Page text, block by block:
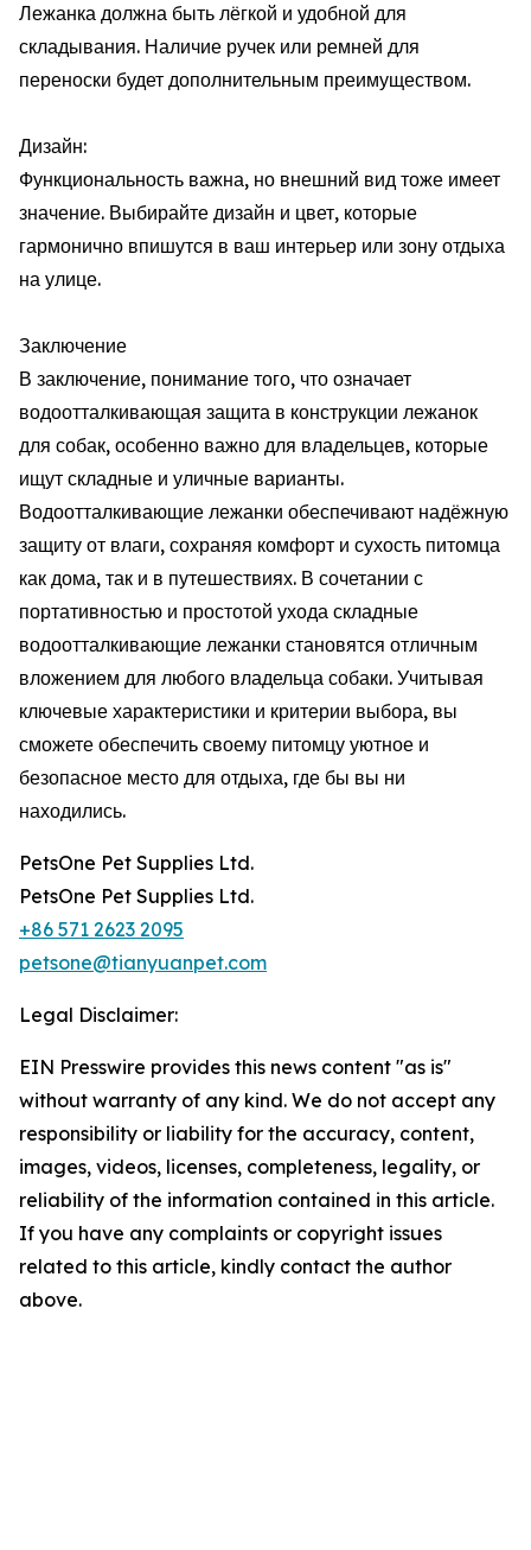
Лежанка должна быть лёгкой и удобной для
складывания. Наличие ручек или ремней для
переноски будет дополнительным преимуществом.
Дизайн:
Функциональность важна, но внешний вид тоже имеет
значение. Выбирайте дизайн и цвет, которые
гармонично впишутся в ваш интерьер или зону отдыха
на улице.
Заключение
В заключение, понимание того, что означает
водоотталкивающая защита в конструкции лежанок
для собак, особенно важно для владельцев, которые
ищут складные и уличные варианты.
Водоотталкивающие лежанки обеспечивают надёжную
защиту от влаги, сохраняя комфорт и сухость питомца
как дома, так и в путешествиях. В сочетании с
портативностью и простотой ухода складные
водоотталкивающие лежанки становятся отличным
вложением для любого владельца собаки. Учитывая
ключевые характеристики и критерии выбора, вы
сможете обеспечить своему питомцу уютное и
безопасное место для отдыха, где бы вы ни
находились.
PetsOne Pet Supplies Ltd.
PetsOne Pet Supplies Ltd.
+86 571 2623 2095
petsone@tianyuanpet.com
Legal Disclaimer:
EIN Presswire provides this news content "as is"
without warranty of any kind. We do not accept any
responsibility or liability for the accuracy, content,
images, videos, licenses, completeness, legality, or
reliability of the information contained in this article.
If you have any complaints or copyright issues
related to this article, kindly contact the author
above.